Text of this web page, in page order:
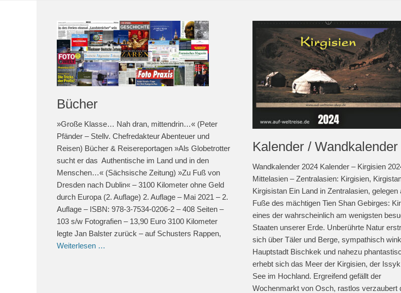
Bücher
»Große Klasse… Nah dran, mittendrin…« (Peter
Pfänder – Stellv. Chefredakteur Abenteuer und
Reisen) Bücher & Reisereportagen »Als Globetrotter
sucht er das Authentische im Land und in den
Menschen…« (Sächsische Zeitung) »Zu Fuß von
Dresden nach Dublin« – 3100 Kilometer ohne Geld
durch Europa (2. Auflage) 2. Auflage – Mai 2021 – 2.
Auflage – ISBN: 978-3-7534-0206-2 – 408 Seiten –
103 s/w Fotografien – 13,90 Euro 3100 Kilometer
legte Jan Balster zurück – auf Schusters Rappen,
Weiterlesen …
Kalender / Wandkalender
Wandkalender 2024 Kalender – Kirgisien
Mittelasien – Zentralasien: Kirgisien,
Kirgisistan Ein Land in Zentralasien, gelegen
Fuße des mächtigen Tien Shan Gebirges:
eines der wahrscheinlich am wenigsten
Staaten unserer Erde. Unberührte Natur
sich über Täler und Berge, sympathisch
Hauptstadt Bischkek und nahezu
erhebt sich das Meer der Kirgisien, der
See im Hochland. Ergreifend gefällt der
Wochenmarkt von Osch, rastlos verzaubert